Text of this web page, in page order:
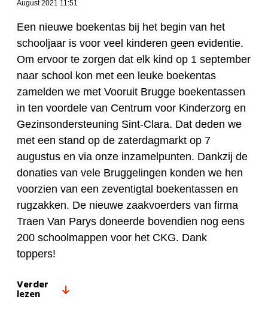
August 2021 11:51
Een nieuwe boekentas bij het begin van het
schooljaar is voor veel kinderen geen evidentie.
Om ervoor te zorgen dat elk kind op 1 september
naar school kon met een leuke boekentas
zamelden we met Vooruit Brugge boekentassen
in ten voordele van Centrum voor Kinderzorg en
Gezinsondersteuning Sint-Clara. Dat deden we
met een stand op de zaterdagmarkt op 7
augustus en via onze inzamelpunten. Dankzij de
donaties van vele Bruggelingen konden we hen
voorzien van een zeventigtal boekentassen en
rugzakken. De nieuwe zaakvoerders van firma
Traen Van Parys doneerde bovendien nog eens
200 schoolmappen voor het CKG. Dank
toppers!
Verder
lezen